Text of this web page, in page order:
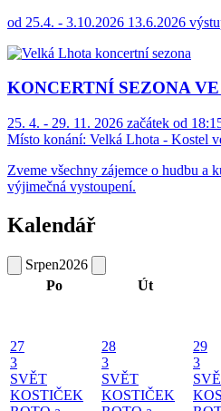
od 25.4. - 3.10.2026 13.6.2026
KONCERTNÍ SEZONA
25. 4. - 29. 11. 2026 začátek od
Místo konání: Velká Lhota - Kostel
Zveme všechny zájemce o hudbu a
výjimečná vystoupení.
Kalendář
Srpen2026
Po
Út
27
3
SVĚT
KOSTIČEK
28
3
SVĚT
KOSTIČEK
29
3